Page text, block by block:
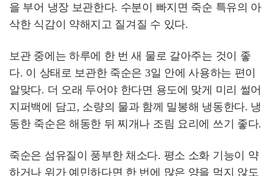
을 부어 냉장 보관한다. 수분이 빠지면 죽순 특유의 아
삭한 식감이 약해지고 질겨질 수 있다.
보관 중에는 하루에 한 번 새 물로 갈아주는 것이 좋
다. 이 상태로 보관한 죽순은 3일 안에 사용하는 편이
알맞다. 더 오래 두어야 한다면 용도에 맞게 미리 썰어
지퍼백에 담고, 소량의 물과 함께 밀봉해 냉동한다. 냉
동한 죽순은 해동한 뒤 찌개나 조림 요리에 쓰기 좋다.
죽순은 섬유질이 풍부한 채소다. 평소 소화 기능이 약
하거나 위가 예민하다면 한 번에 많은 양을 먹지 않도